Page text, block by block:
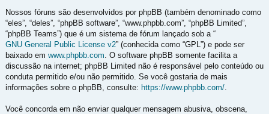
Nossos fóruns são desenvolvidos por phpBB (também denominado como
“eles”, “deles”, “phpBB software”, “www.phpbb.com”, “phpBB Limited”,
“phpBB Teams”) que é um sistema de fórum lançado sob a “
GNU General Public License v2” (conhecida como “GPL”) e pode ser
baixado em www.phpbb.com . O software phpBB somente facilita a
discussão na internet; phpBB Limited não é responsável pelo conteúdo ou
conduta permitido e/ou não permitido. Se você gostaria de mais
informações sobre o phpBB, consulte: https://www.phpbb.com/
Você concorda em não enviar qualquer mensagem abusiva, obscena,